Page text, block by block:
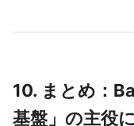
10. まとめ：
基盤」の主役